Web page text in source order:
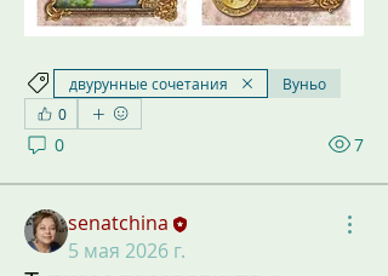
двурунные сочетания
Вуньо
0
0 7
senatchina
5 мая 2026 г.